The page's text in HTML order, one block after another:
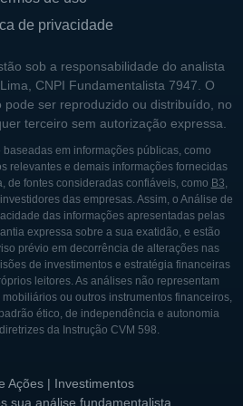
e decisões
um histórico de liderança
fundadores e dos atuais
incessantemente
produtos e serviços às
Essa liderança é
a Dexxos mantenha sua
e continue a crescer em
por um grupo de
pela necessidade
eficientes nas
de privacidade
sob a responsabilidade do analista
CNPI Fundamentalista 7947. O
ser reproduzido ou distribuído, no
terceiro sem autorização expressa.
em informações públicas, como
relevantes e demais informações fornecidas
de fontes consideradas confiáveis, como B3,
das empresas. Assim, o Análise de
das informações apresentadas pelas
expressa sobre a sua exatidão, e estão
prévio em decorrência de alterações nas
de investimentos e estratégia financeiras
leitores. As análises não representam
ou outros instrumentos financeiros,
ético, de independência e autonomia
da Instrução CVM 598.
Ações | Investimentos
sua análise fundamentalista